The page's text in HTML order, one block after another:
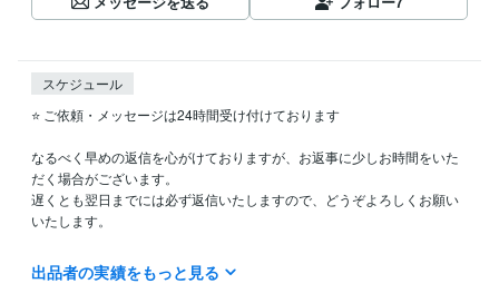
スケジュール
⭐️ ご依頼・メッセージは24時間受け付けております
なるべく早めの返信を心がけておりますが、お返事に少しお時間をいた
だく場合がございます。
遅くとも翌日までには必ず返信いたしますので、どうぞよろしくお願い
いたします。
出品者の実績をもっと見る